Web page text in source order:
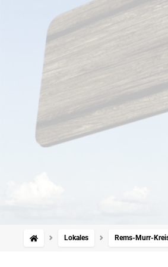
Lokales Rems-Murr-